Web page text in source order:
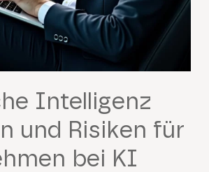
Intelligenz
und Risiken für
bei KI